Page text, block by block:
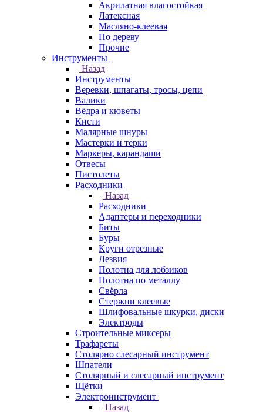
Акрилатная влагостойкая
Латексная
Масляно-клеевая
По дереву
Прочие
Инструменты
Назад
Инструменты
Веревки, шпагаты, тросы, цепи
Валики
Вёдра и кюветы
Кисти
Малярные шнуры
Мастерки и тёрки
Маркеры, карандаши
Отвесы
Пистолеты
Расходники
Назад
Расходники
Адаптеры и переходники
Биты
Буры
Круги отрезные
Лезвия
Полотна для лобзиков
Полотна по металлу
Свёрла
Стержни клеевые
Шлифовальные шкурки, диски
Электроды
Строительные миксеры
Трафареты
Столярно слесарный инструмент
Шпатели
Столярный и слесарный инструмент
Щётки
Электроинструмент
Назад